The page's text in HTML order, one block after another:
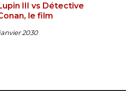
III vs Détective
le film
2030